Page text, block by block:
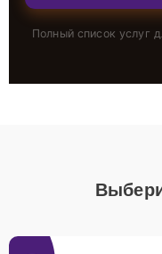
Полный список услуг